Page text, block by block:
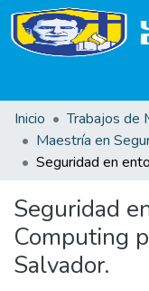
Inicio
Seguridad
Computing
Salvador.